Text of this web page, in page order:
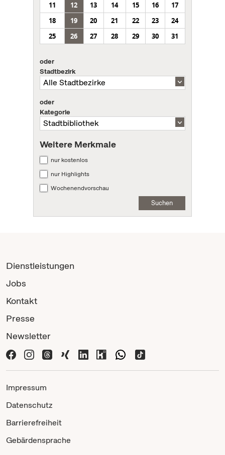
11
12 13 14 15 16
17
18
19 20 21 22 23
24
25
26 27 28 29 30 31
oder
Stadtbezirk
oder
Kategorie
Weitere Merkmale
nur kostenlos
nur Highlights
Wochenendvorschau
Suchen
Dienstleistungen
Jobs
Kontakt
Presse
Newsletter
Impressum
Datenschutz
Barrierefreiheit
Gebärdensprache